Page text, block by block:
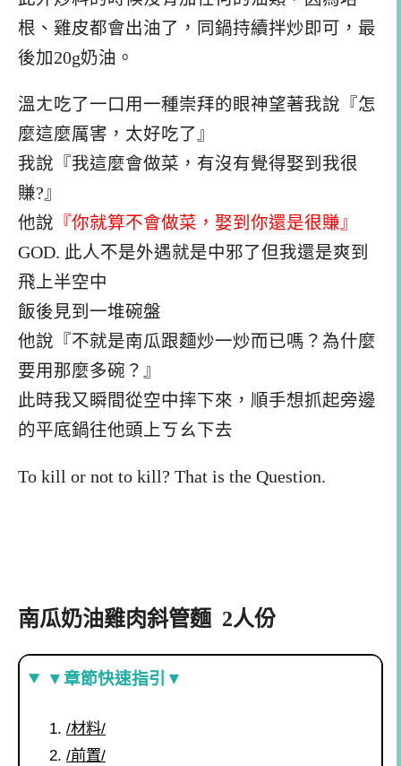
根、雞皮都會出油了，同鍋持續拌炒即可，最
後加20g奶油。
溫ㄤ吃了一口用一種崇拜的眼神望著我說『怎
麼這麼厲害，太好吃了』
我說『我這麼會做菜，有沒有覺得娶到我很
賺?』
他說 『你就算不會做菜，娶到你還是很賺』
GOD. 此人不是外遇就是中邪了但我還是爽到
飛上半空中
飯後見到一堆碗盤
他說『不就是南瓜跟麵炒一炒而已嗎？為什麼
要用那麼多碗？』
此時我又瞬間從空中摔下來，順手想抓起旁邊
的平底鍋往他頭上ㄎㄠ下去
To kill or not to kill? That is the Question.
南瓜奶油雞肉斜管麵 2人份
▼章節快速指引▼
/材料/
/前置/